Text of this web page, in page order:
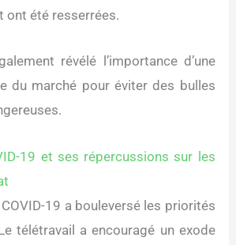
ont été resserrées.
révélé l’importance d’une
du marché pour éviter des bulles
19 et ses répercussions sur les
19 a bouleversé les priorités
télétravail a encouragé un exode